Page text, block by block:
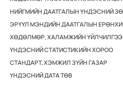
НИЙГМИЙН ДААТГАЛЫН ҮНДЭСНИЙ
ЭРҮҮЛ МЭНДИЙН ДААТГАЛЫН
ХӨДӨЛМӨР, ХАЛАМЖИЙН
ҮНДЭСНИЙ СТАТИСТИКИЙН ХОРОО
СТАНДАРТ, ХЭМЖИЛ ЗҮЙН ГАЗАР
ҮНДЭСНИЙ ДАТА ТӨВ